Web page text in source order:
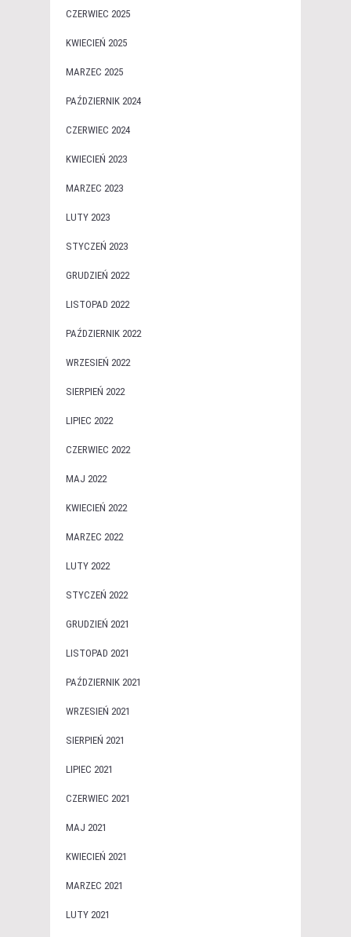
CZERWIEC 2025
KWIECIEŃ 2025
MARZEC 2025
PAŹDZIERNIK 2024
CZERWIEC 2024
KWIECIEŃ 2023
MARZEC 2023
LUTY 2023
STYCZEŃ 2023
GRUDZIEŃ 2022
LISTOPAD 2022
PAŹDZIERNIK 2022
WRZESIEŃ 2022
SIERPIEŃ 2022
LIPIEC 2022
CZERWIEC 2022
MAJ 2022
KWIECIEŃ 2022
MARZEC 2022
LUTY 2022
STYCZEŃ 2022
GRUDZIEŃ 2021
LISTOPAD 2021
PAŹDZIERNIK 2021
WRZESIEŃ 2021
SIERPIEŃ 2021
LIPIEC 2021
CZERWIEC 2021
MAJ 2021
KWIECIEŃ 2021
MARZEC 2021
LUTY 2021